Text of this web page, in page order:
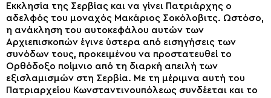
Εκκλησία της Σερβίας και να γίνει Πατριάρχης ο
αδελφός του μοναχός Μακάριος Σοκόλοβιτς. Ωστόσο,
η ανάκληση του αυτοκεφάλου αυτών των
Αρχιεπισκοπών έγινε ύστερα από εισηγήσεις των
συνόδων τους, προκειμένου να προστατευθεί το
Ορθόδοξο ποίμνιο από τη διαρκή απειλή των
εξισλαμισμών στη Σερβία. Με τη μέριμνα αυτή του
Πατριαρχείου Κωνσταντινουπόλεως συνδέεται και το